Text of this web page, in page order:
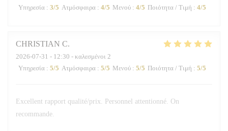
Υπηρεσία : 3/5 Ατμόσφαιρα : 4/5 Μενού : 4/5 Ποιότητα / Τιμή : 4/5
CHRISTIAN C
2026-07-31 - 12:30 - καλεσμένοι 2
Υπηρεσία : 5/5 Ατμόσφαιρα : 5/5 Μενού : 5/5 Ποιότητα / Τιμή : 5/5
Excellent rapport qualité/prix. Personnel attentionné. On
recommande.